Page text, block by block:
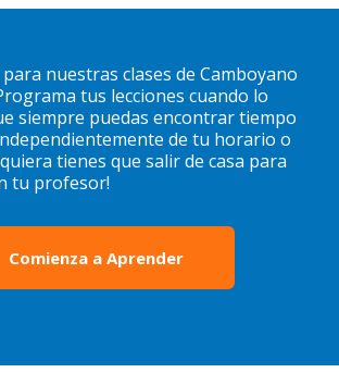
nuestras clases de Camboyano
tus lecciones cuando lo
siempre puedas encontrar tiempo
de tu horario o
tienes que salir de casa para
tu profesor!
Comienza a Aprender